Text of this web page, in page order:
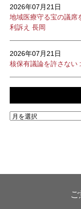
2026年07月21日
地域医療守る宝の議
利訴え 長岡
2026年07月21日
核保有議論を許さな